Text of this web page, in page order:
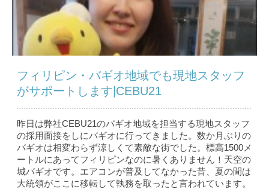
フィリピン・バギオ地域でも現地スタッフ
がサポートします|CEBU21
昨日は弊社CEBU21のバギオ地域を担当する現地スタッフ
の採用面接をしにバギオに行ってきました。数か月ぶりの
バギオは相変わらず涼しくて素敵な街でした。標高1500メ
ートルにあってフィリピンなのに暑くありません！天空の
城バギオです。エアコンが普及してなかった昔、夏の間は
大統領がここに移転して執務を取ったと言われています。